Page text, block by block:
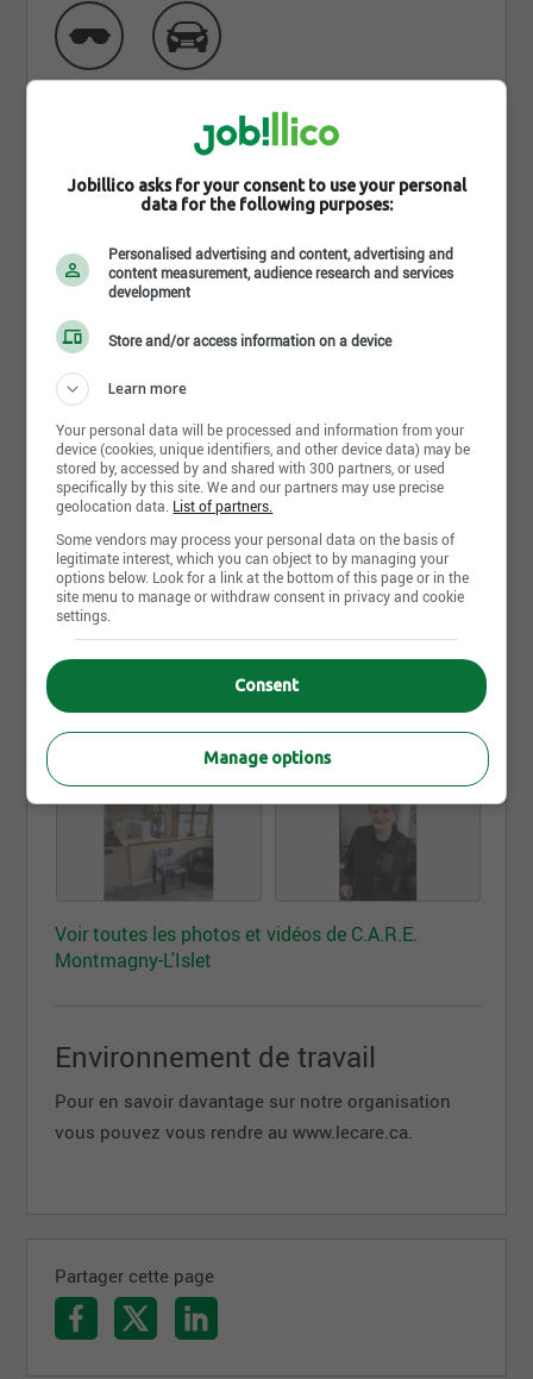
Qui sommes-nous
Montmagny-L’Islet (C.A.R.E.) est un organisme à but
non lucratif qui a pour mission de venir en aide à
toute personne adulte dans sa démarche de
recherche d’emploi afin de lui permettre d’intégrer
ou de réintégrer le marché du travail. Le C.A.R.E.
permet également un arrimage entre les besoins de
main-d’œuvre des entreprises et les compétences
des travailleurs.
Le C.A.R.E. Montmagny-L’Islet est la solution en
matière de placement de personnel dans la région
grâce à:
Une expertise solide et des méthodes
innovatrices
Une approche professionnelle, structurée et
confidentielle
Un service personnalisé pour mieux vous
La conception de votre profil d’emploi pour
vous permettre d’orienter vos recherches vers
des postes qui sont en lien direct avec vos
attentes, vos valeurs et vos objectifs de carrière
Lire la suite
Photos et vidéos
Voir toutes les photos et vidéos de C.A.R.E.
Montmagny-L'Islet
Environnement de travail
Pour en savoir davantage sur notre organisation
vous pouvez vous rendre au www.lecare.ca.
Partager cette page
Jobillico asks for your consent to use your personal
data for the following purposes:
Personalised advertising and content, advertising and
content measurement, audience research and services
development
Store and/or access information on a device
Learn more
Your personal data will be processed and information from your
device (cookies, unique identifiers, and other device data) may be
stored by, accessed by and shared with 300 partners, or used
specifically by this site. We and our partners may use precise
geolocation data. List of partners.
Some vendors may process your personal data on the basis of
legitimate interest, which you can object to by managing your
options below. Look for a link at the bottom of this page or in the
site menu to manage or withdraw consent in privacy and cookie
settings.
Consent
Manage options